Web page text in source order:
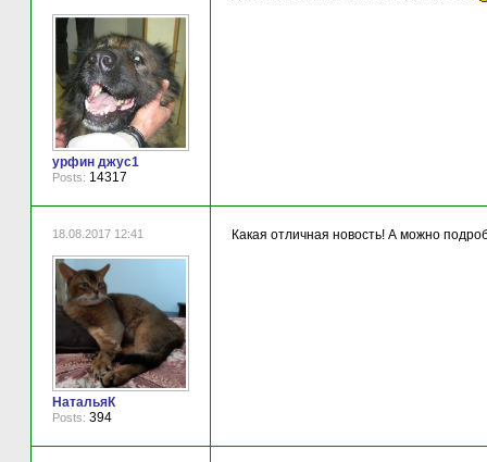
урфин джус1
Posts: 14317
18.08.2017 12:41
НатальяК
Posts: 394
Какая отличная новость! А можно